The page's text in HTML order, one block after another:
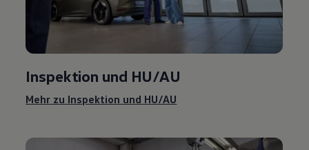
Inspektion und HU/AU
Mehr zu Inspektion und HU/AU